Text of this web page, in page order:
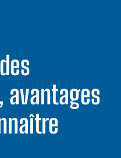
avantages